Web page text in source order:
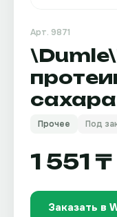
Арт. 9871
Прочее Под
1 551 ₸
Заказать в